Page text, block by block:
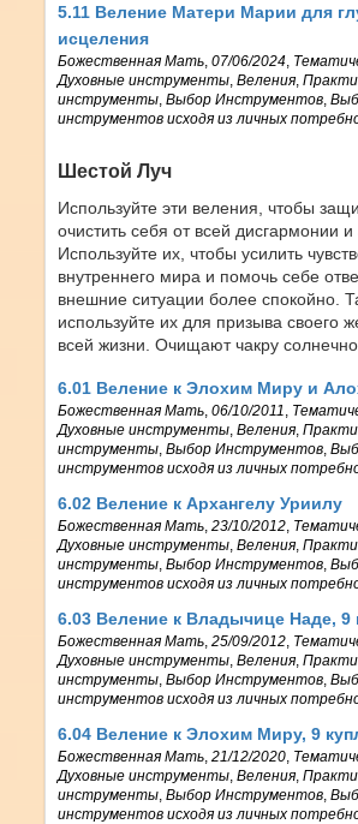
5.11 Веление Матери Марии для
исцеления
Божественная Мать,07/06/2024,
Духовные инструменты,Веления,
инструменты,Выбор Инструментов,
инструментов исходя из личных
Шестой Луч
Используйте эти веления, чтобы
очистить себя от всей дисгармонии и
Используйте их, чтобы усилить
внутреннего мира и помочь себе
внешние ситуации более спокойно.
используйте их для призыва своего
всей жизни. Очищают чакру
6.01 Веление к Элохим Миру и
Божественная Мать,06/10/2011,
Духовные инструменты,Веления,
инструменты,Выбор Инструментов,
инструментов исходя из личных
6.02 Веление к Архангелу Уриилу
Божественная Мать,23/10/2012,
Духовные инструменты,Веления,
инструменты,Выбор Инструментов,
инструментов исходя из личных
6.03 Веление к Владычице Наде, 9
Божественная Мать,25/09/2012,
Духовные инструменты,Веления,
инструменты,Выбор Инструментов,
инструментов исходя из личных
6.04 Веление к Элохим Миру, 9
Божественная Мать,21/12/2020,
Духовные инструменты,Веления,
инструменты,Выбор Инструментов,
инструментов исходя из личных